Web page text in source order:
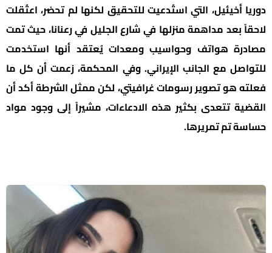
دوريا أخيئيل، التي استُدعيت للتحقيق لكنها لم تحضر، اعتُقلت
لاحقاً بعد مداهمة منزلها في شارع الجليل في رعنانا، حيث تمت
مصادرة هواتف وحواسيب ومعدات يُعتقد أنها استخدمت
للتواصل مع الجانب الإيراني. وفي المحكمة، زعمت أن كل ما
فعلته هو تصوير رسومات غرافيتي، لكن ممثل الشرطة أكد أن
القضية تتعدى بكثير هذه الادعاءات، مشيراً إلى وجود مواد
حساسة تم تمريرها.